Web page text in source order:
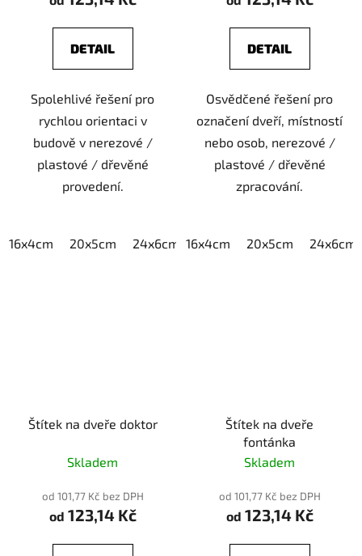
DETAIL
Spolehlivé řešení pro
rychlou orientaci v
budově v nerezové /
plastové / dřevěné
provedení.
16x4cm 20x5cm 24x6cm 30x7,5cm 40x10cm
DETAIL
Osvědčené řešení pro
označení dveří, místností
nebo osob, nerezové /
plastové / dřevěné
zpracování.
16x4cm 20x5cm 24x6cm
Štítek na dveře doktor
Skladem
od 101,77 Kč bez DPH
od 123,14 Kč
Štítek na dveře
fontánka
Skladem
od 101,77 Kč bez DPH
od 123,14 Kč